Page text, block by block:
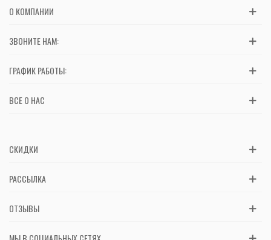
О КОМПАНИИ
ЗВОНИТЕ НАМ:
ГРАФИК РАБОТЫ:
ВСЕ О НАС
СКИДКИ
РАССЫЛКА
ОТЗЫВЫ